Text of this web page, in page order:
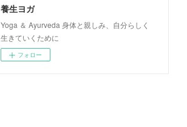
養生ヨガ
Yoga ＆ Ayurveda 身体と親しみ、自分らしく
生きていくために
フォロー